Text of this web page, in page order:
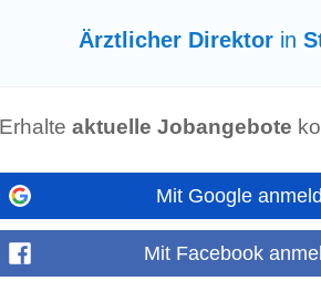
ist eine öffentliche Sonderkrankenanstalt
verbindet...
Familienmedizin
oder Betriebsurlaube. Freie Dienstplan- und
an einem der 3 Standorte...
Ärztlicher Direktorin
Erhalte aktuelle Jobangebote
Mit Google
Mit Facebook